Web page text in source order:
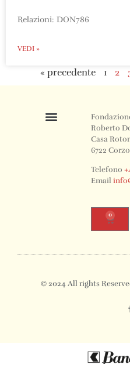
Relazioni: DON786
VEDI »
« precedente 1 2
Roberto
Casa
6722
Telefono
Email
0
© 2024 All rights